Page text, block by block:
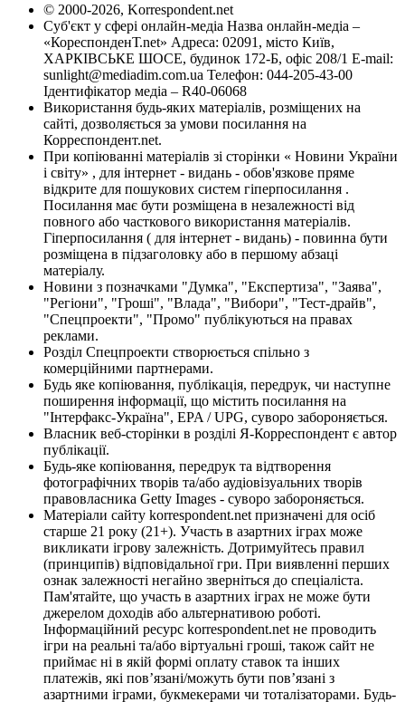
© 2000-2026, Korrespondent.net
Суб'єкт у сфері онлайн-медіа Назва онлайн-медіа –
«КореспонденТ.net» Адреса: 02091, місто Київ,
ХАРКІВСЬКЕ ШОСЕ, будинок 172-Б, офіс 208/1 E-mail:
sunlight@mediadim.com.ua Телефон: 044-205-43-00
Ідентифікатор медіа – R40-06068
Використання будь-яких матеріалів, розміщених на
сайті, дозволяється за умови посилання на
Корреспондент.net.
При копіюванні матеріалів зі сторінки « Новини України
і світу» , для інтернет - видань - обов'язкове пряме
відкрите для пошукових систем гіперпосилання .
Посилання має бути розміщена в незалежності від
повного або часткового використання матеріалів.
Гіперпосилання ( для інтернет - видань) - повинна бути
розміщена в підзаголовку або в першому абзаці
матеріалу.
Новини з позначками "Думка", "Експертиза", "Заява",
"Регіони", "Гроші", "Влада", "Вибори", "Тест-драйв",
"Спецпроекти", "Промо" публікуються на правах
реклами.
Розділ Спецпроекти створюється спільно з
комерційними партнерами.
Будь яке копіювання, публікація, передрук, чи наступне
поширення інформації, що містить посилання на
"Інтерфакс-Україна", EPA / UPG, суворо забороняється.
Власник веб-сторінки в розділі Я-Корреспондент є автор
публікації.
Будь-яке копіювання, передрук та відтворення
фотографічних творів та/або аудіовізуальних творів
правовласника Getty Images - суворо забороняється.
Матеріали сайту korrespondent.net призначені для осіб
старше 21 року (21+). Участь в азартних іграх може
викликати ігрову залежність. Дотримуйтесь правил
(принципів) відповідальної гри. При виявленні перших
ознак залежності негайно зверніться до спеціаліста.
Пам'ятайте, що участь в азартних іграх не може бути
джерелом доходів або альтернативою роботі.
Інформаційний ресурс korrespondent.net не проводить
ігри на реальні та/або віртуальні гроші, також сайт не
приймає ні в якій формі оплату ставок та інших
платежів, які пов’язані/можуть бути пов’язані з
азартними іграми, букмекерами чи тоталізаторами. Будь-